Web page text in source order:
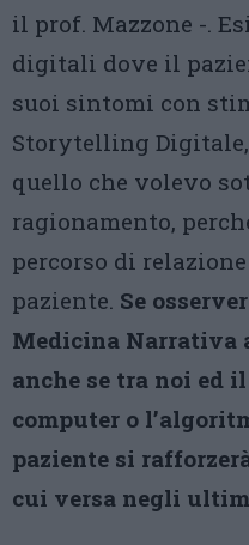
il prof. Mazzone -.
digitali dove il
suoi sintomi con
Storytelling Digitale,
quello che volevo
ragionamento,
percorso di
paziente. Se
Medicina Narrativa
anche se tra noi ed
computer o
paziente si
cui versa negli